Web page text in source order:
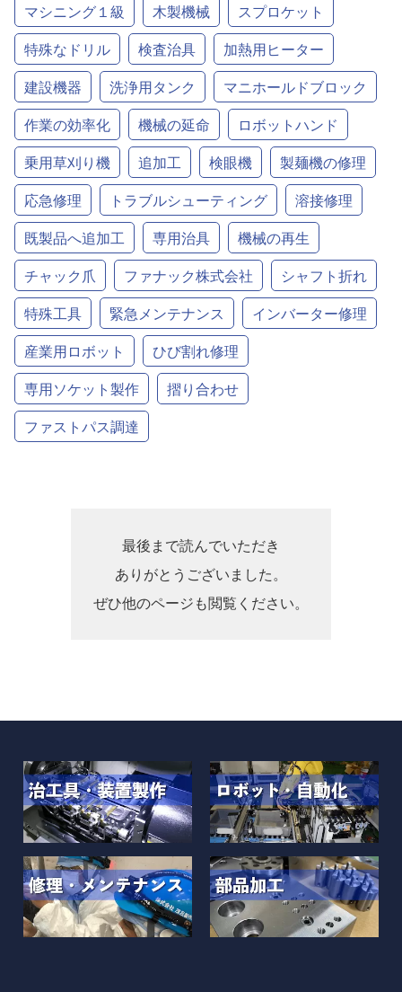
マシニング１級
木製機械
スプロケット
特殊なドリル
検査治具
加熱用ヒーター
建設機器
洗浄用タンク
マニホールドブロック
作業の効率化
機械の延命
ロボットハンド
乗用草刈り機
追加工 検眼機
製麺機の修理
応急修理
トラブルシューティング
溶接修理
既製品へ追加工
専用治具
機械の再生
チャック爪
ファナック株式会社
シャフト折れ
特殊工具
緊急メンテナンス
インバーター修理
産業用ロボット
ひび割れ修理
専用ソケット製作
摺り合わせ
ファストパス調達
最後まで読んでいただき
ありがとうございました。
ぜひ他のページも閲覧ください。